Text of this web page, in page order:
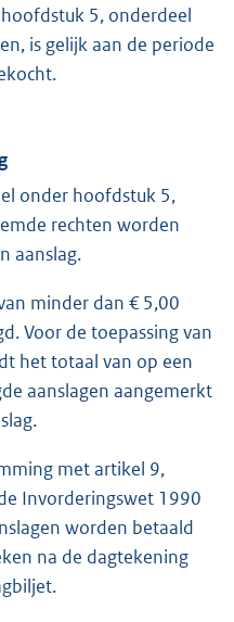
5, onderdeel
is gelijk aan de periode
onder hoofdstuk 5,
rechten worden
aanslag.
minder dan € 5,00
Voor de toepassing van
het totaal van op een
aanslagen aangemerkt
met artikel 9,
Invorderingswet 1990
worden betaald
na de dagtekening